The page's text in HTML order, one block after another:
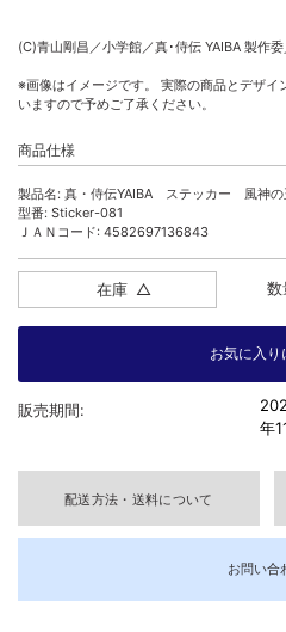
(C)青山剛昌／小学館／真･侍伝 YAIBA 製作
※画像はイメージです。 実際の商品とデザイ
いますので予めご了承ください。
商品仕様
製品名: 真・侍伝YAIBA ステッカー 風神の
型番: Sticker-081
ＪＡＮコード: 4582697136843
在庫 △ 数
販売期間:
年
配送方法・送料について
お問い合